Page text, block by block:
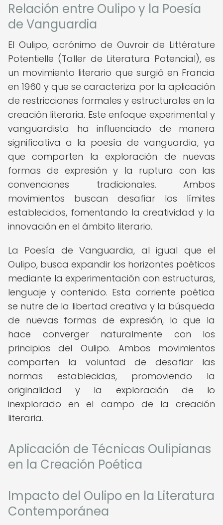
Relación entre Oulipo y la Poesía
de Vanguardia
El Oulipo, acrónimo de Ouvroir de Littérature
Potentielle (Taller de Literatura Potencial), es
un movimiento literario que surgió en Francia
en 1960 y que se caracteriza por la aplicación
de restricciones formales y estructurales en la
creación literaria. Este enfoque experimental y
vanguardista ha influenciado de manera
significativa a la poesía de vanguardia, ya
que comparten la exploración de nuevas
formas de expresión y la ruptura con las
convenciones tradicionales. Ambos
movimientos buscan desafiar los límites
establecidos, fomentando la creatividad y la
innovación en el ámbito literario.
La Poesía de Vanguardia, al igual que el
Oulipo, busca expandir los horizontes poéticos
mediante la experimentación con estructuras,
lenguaje y contenido. Esta corriente poética
se nutre de la libertad creativa y la búsqueda
de nuevas formas de expresión, lo que la
hace converger naturalmente con los
principios del Oulipo. Ambos movimientos
comparten la voluntad de desafiar las
normas establecidas, promoviendo la
originalidad y la exploración de lo
inexplorado en el campo de la creación
literaria.
Aplicación de Técnicas Oulipianas
en la Creación Poética
Impacto del Oulipo en la Literatura
Contemporánea